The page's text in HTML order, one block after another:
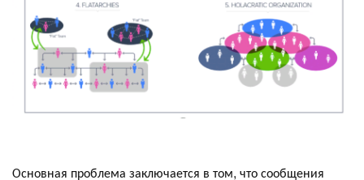
Основная проблема заключается в том, что сообщения